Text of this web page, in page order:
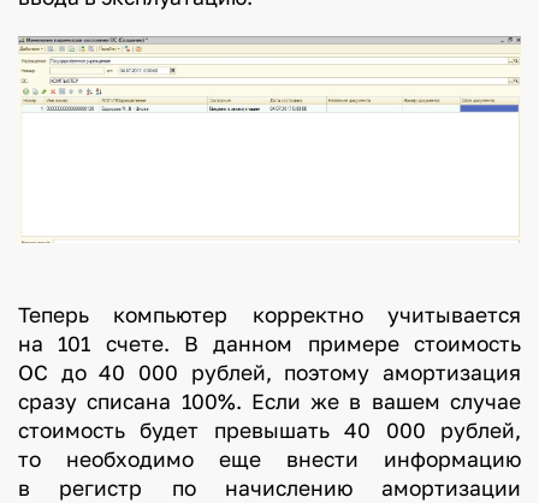
Теперь компьютер корректно учитывается
на 101 счете. В данном примере стоимость
ОС до 40 000 рублей, поэтому амортизация
сразу списана 100%. Если же в вашем случае
стоимость будет превышать 40 000 рублей,
то необходимо еще внести информацию
в регистр по начислению амортизации